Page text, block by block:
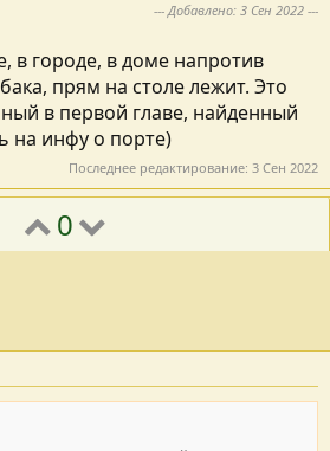
--- Добавлено: 3 Сен 2022 ---
в городе, в доме напротив
прям на столе лежит. Это
в первой главе, найденный
на инфу о порте)
Последнее редактирование: 3 Сен 2022
0